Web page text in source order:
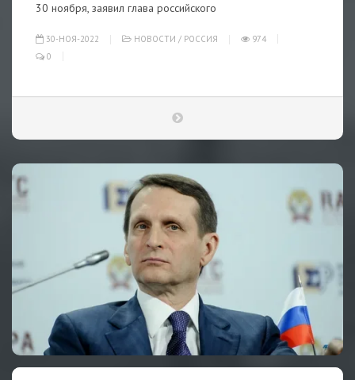
30 ноября, заявил глава российского
30-НОЯ-2022 НОВОСТИ / РОССИЯ
974
0